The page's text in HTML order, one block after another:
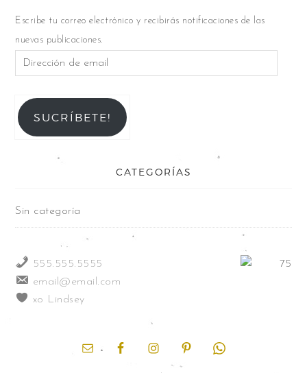
Escribe tu correo electrónico y recibirás notificaciones de las
nuevas publicaciones.
SUCRÍBETE!
CATEGORÍAS
Sin categoría
555.555.5555
email@email.com
xo Lindsey